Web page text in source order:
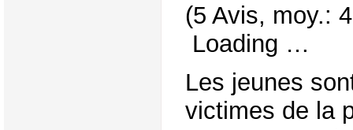
(5 Avis, moy.:
Loading …
Les jeunes
victimes de la